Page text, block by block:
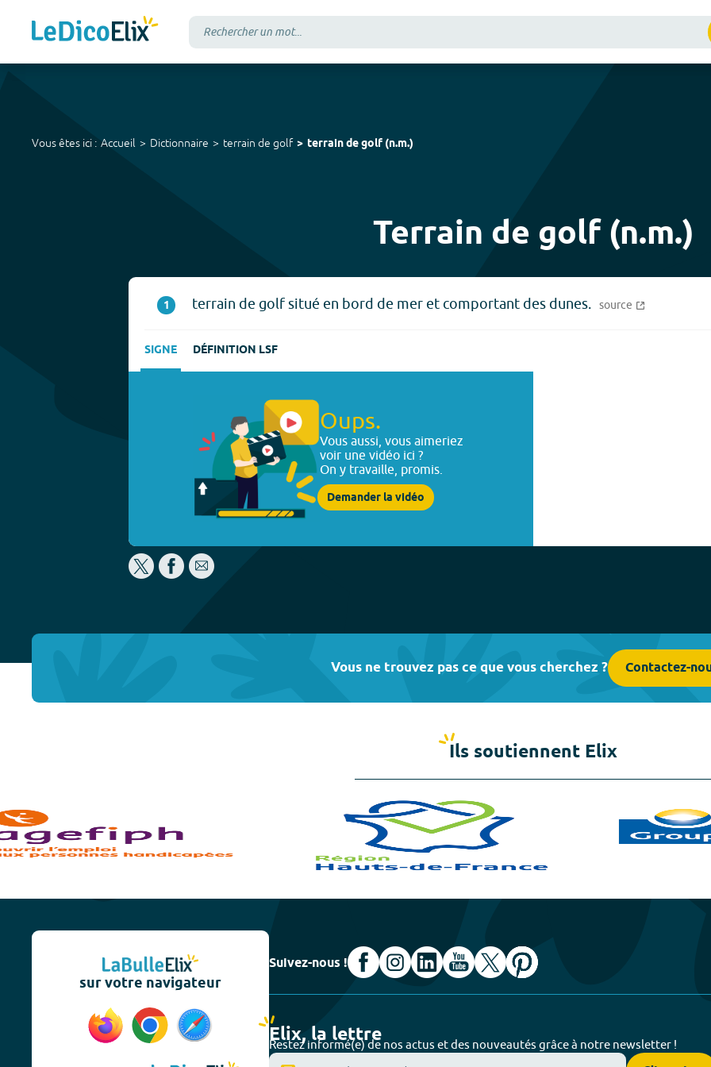
Vous êtes ici : Accueil Dictionnaire terrain de golf terrain de golf (n.m.)
Terrain de golf (n.m.)
1 terrain de golf situé en bord de mer et comportant des dunes. source
SIGNE DÉFINITION LSF
Oups.
Vous aussi, vous aimeriez
voir une vidéo ici ?
On y travaille, promis.
Demander la vidéo
Vous ne trouvez pas ce que vous cherchez ? Contactez-
Ils soutiennent Elix
sur votre navigateur
Suivez-nous !
Elix, la lettre
Restez informé(e) de nos actus et des nouveautés grâce à notre newsletter !